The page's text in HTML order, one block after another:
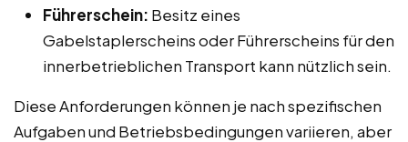
Führerschein: Besitz eines
Gabelstaplerscheins oder Führerscheins für den
innerbetrieblichen Transport kann nützlich sein.
Diese Anforderungen können je nach spezifischen
Aufgaben und Betriebsbedingungen variieren, aber